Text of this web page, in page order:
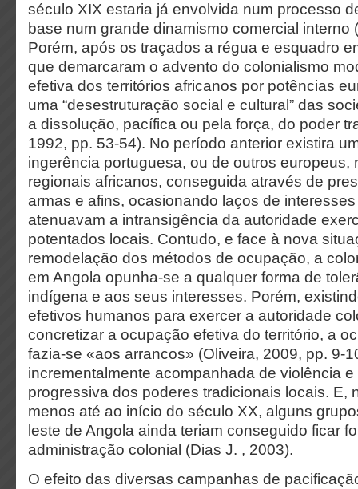
século XIX estaria já envolvida num processo
base num grande dinamismo comercial interno
Porém, após os traçados a régua e esquadro
que demarcaram o advento do colonialismo
efetiva dos territórios africanos por potências
uma “desestruturação social e cultural” das
a dissolução, pacífica ou pela força, do poder
1992, pp. 53-54). No período anterior existira
ingerência portuguesa, ou de outros europeus,
regionais africanos, conseguida através de
armas e afins, ocasionando laços de
atenuavam a intransigência da autoridade
potentados locais. Contudo, e face à nova
remodelação dos métodos de ocupação, a
em Angola opunha-se a qualquer forma de
indígena e aos seus interesses. Porém,
efetivos humanos para exercer a autoridade
concretizar a ocupação efetiva do território, a
fazia-se «aos arrancos» (Oliveira, 2009, pp. 9-
incrementalmente acompanhada de violência
progressiva dos poderes tradicionais locais. E,
menos até ao início do século XX, alguns
leste de Angola ainda teriam conseguido ficar
administração colonial (Dias J. , 2003).
O efeito das diversas campanhas de